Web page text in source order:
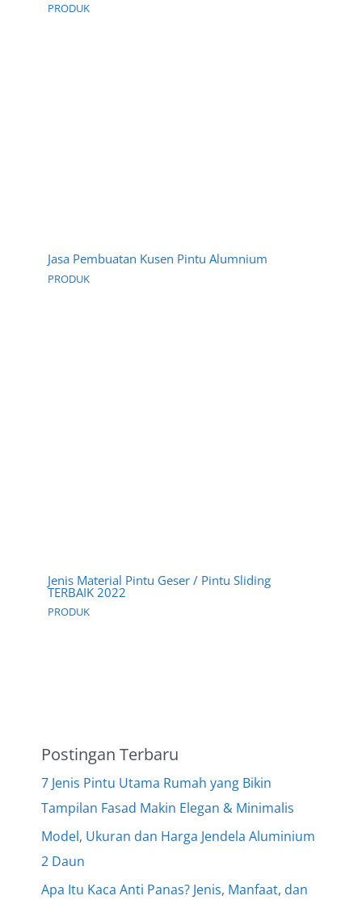
PRODUK
Jasa Pembuatan Kusen Pintu Alumnium
PRODUK
Jenis Material Pintu Geser / Pintu Sliding
TERBAIK 2022
PRODUK
Postingan Terbaru
7 Jenis Pintu Utama Rumah yang Bikin
Tampilan Fasad Makin Elegan & Minimalis
Model, Ukuran dan Harga Jendela Aluminium
2 Daun
Apa Itu Kaca Anti Panas? Jenis, Manfaat, dan